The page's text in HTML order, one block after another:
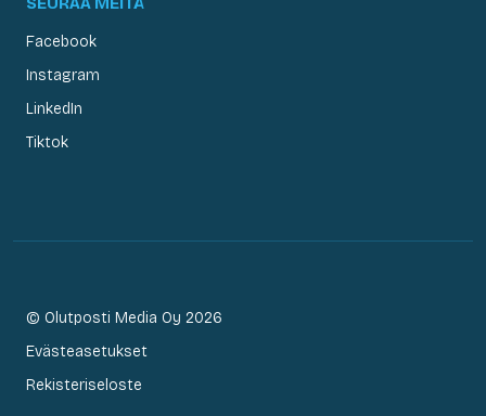
Facebook
Instagram
LinkedIn
Tiktok
© Olutposti Media Oy 2026
Evästeasetukset
Rekisteriseloste